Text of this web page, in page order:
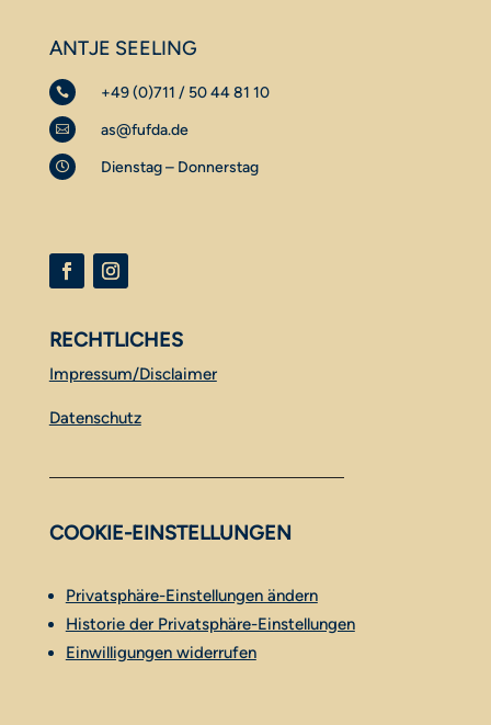
ANTJE SEELING
 +49 (0)711 / 50 44 81 10
 as@fufda.de
 Dienstag – Donnerstag
RECHTLICHES
Impressum/Disclaimer
Datenschutz
COOKIE-EINSTELLUNGEN
Privatsphäre-Einstellungen ändern
Historie der Privatsphäre-Einstellungen
Einwilligungen widerrufen